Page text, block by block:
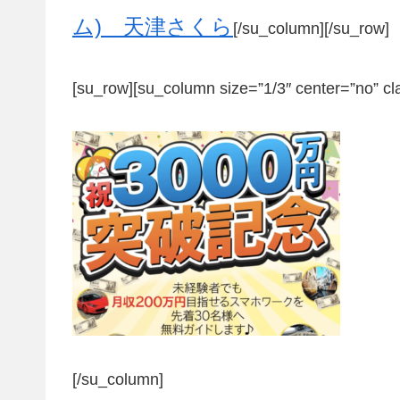
ム) 天津さくら [/su_column][/su_row]
[su_row][su_column size=”1/3″ center=”no”
[/su_column]